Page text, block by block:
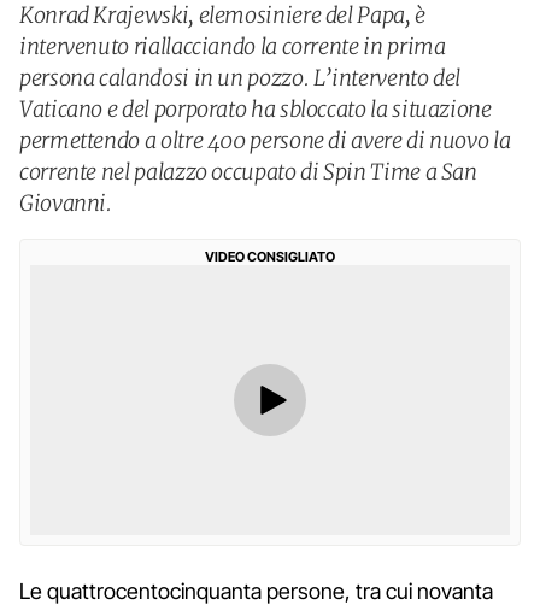
Konrad Krajewski, elemosiniere del Papa, è
intervenuto riallacciando la corrente in prima
persona calandosi in un pozzo. L’intervento del
Vaticano e del porporato ha sbloccato la situazione
permettendo a oltre 400 persone di avere di nuovo la
corrente nel palazzo occupato di Spin Time a San
Giovanni.
VIDEO CONSIGLIATO
Le quattrocentocinquanta persone, tra cui novanta